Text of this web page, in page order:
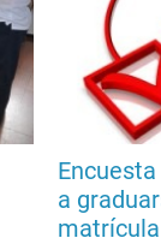
a
matrícula